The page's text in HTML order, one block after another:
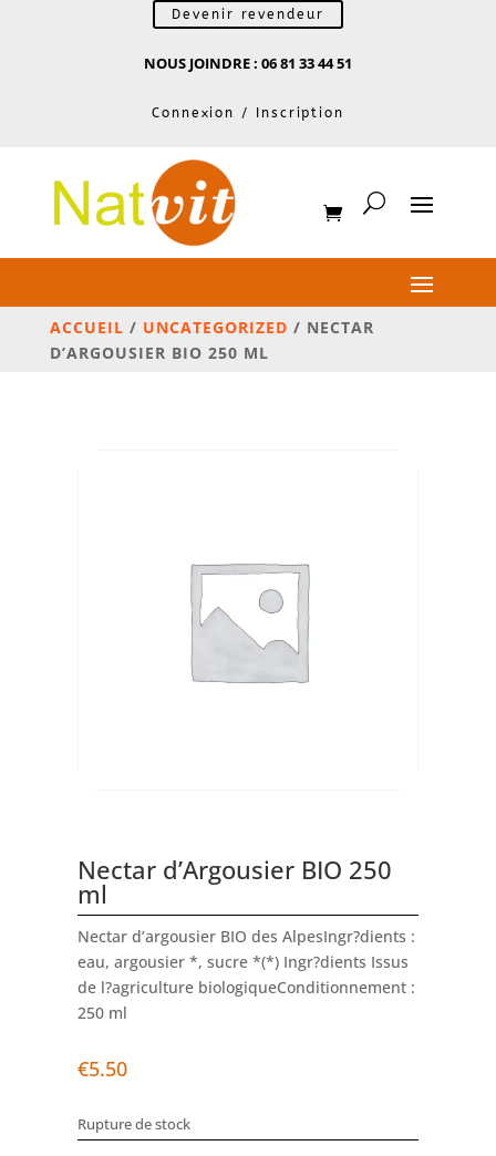
Devenir revendeur
NOUS JOINDRE : 06 81 33 44 51
Connexion / Inscription
ACCUEIL / UNCATEGORIZED / NECTAR
D’ARGOUSIER BIO 250 ML
Nectar d’Argousier BIO 250
ml
Nectar d’argousier BIO des AlpesIngr?dients :
eau, argousier *, sucre *(*) Ingr?dients Issus
de l?agriculture biologiqueConditionnement :
250 ml
€5.50
Rupture de stock